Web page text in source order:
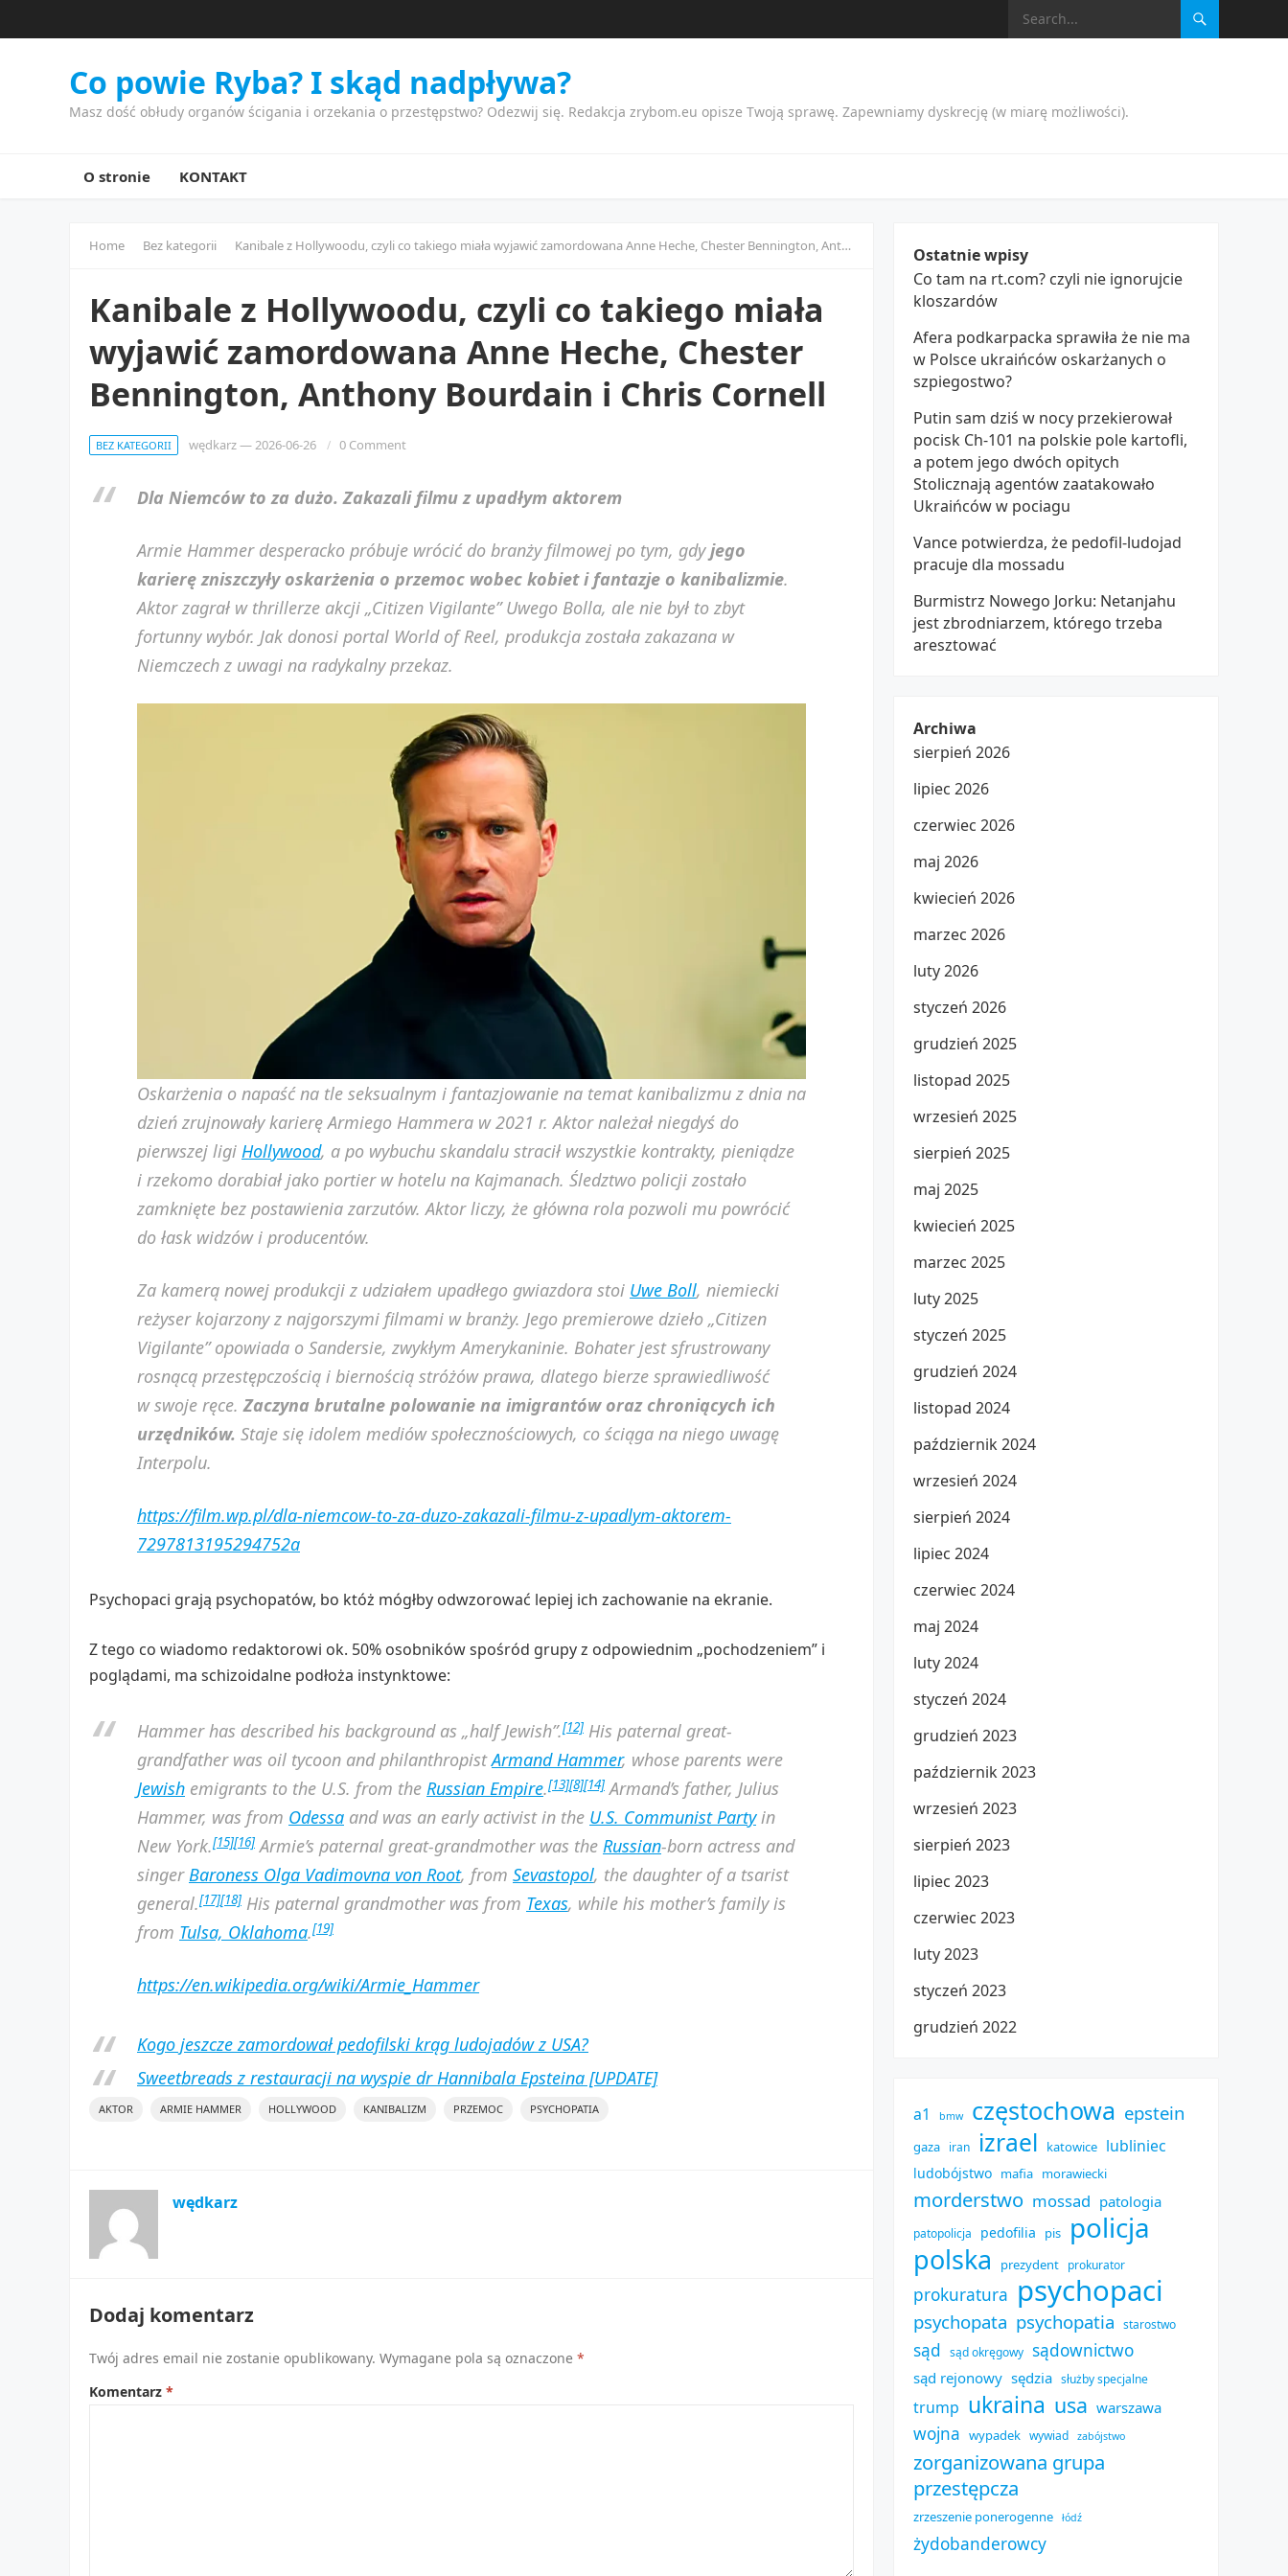
Co powie Ryba? I skąd nadpływa?
Masz dość obłudy organów ścigania i orzekania o przestępstwo? Odezwij się. Redakcja zrybom.eu opisze Twoją sprawę. Zapewniamy dyskrecję (w miarę możliwości).
O stronie KONTAKT
Home Bez kategorii Kanibale z Hollywoodu, czyli co takiego miała wyjawić zamordowana Anne Heche, Chester Bennington, Anthony Bourdain i Chris Cornell
Kanibale z Hollywoodu, czyli co takiego miała
wyjawić zamordowana Anne Heche, Chester
Bennington, Anthony Bourdain i Chris Cornell
BEZ KATEGORII wędkarz—2026-06-26 0 Comment
Dla Niemców to za dużo. Zakazali filmu z upadłym aktorem
Armie Hammer desperacko próbuje wrócić do branży filmowej po tym, gdyjego
karierę zniszczyły oskarżenia o przemoc wobec kobiet i fantazje o kanibalizmie.
Aktor zagrał w thrillerze akcji „Citizen Vigilante” Uwego Bolla, ale nie był to zbyt
fortunny wybór. Jak donosi portal World of Reel, produkcja została zakazana w
Niemczech z uwagi na radykalny przekaz.
Oskarżenia o napaść na tle seksualnym i fantazjowanie na temat kanibalizmu z dnia na
dzień zrujnowały karierę Armiego Hammera w 2021 r. Aktor należał niegdyś do
pierwszej ligi Hollywood, a po wybuchu skandalu stracił wszystkie kontrakty, pieniądze
i rzekomo dorabiał jako portier w hotelu na Kajmanach. Śledztwo policji zostało
zamknięte bez postawienia zarzutów. Aktor liczy, że główna rola pozwoli mu powrócić
do łask widzów i producentów.
Za kamerą nowej produkcji z udziałem upadłego gwiazdora stoi Uwe Boll, niemiecki
reżyser kojarzony z najgorszymi filmami w branży. Jego premierowe dzieło „Citizen
Vigilante” opowiada o Sandersie, zwykłym Amerykaninie. Bohater jest sfrustrowany
rosnącą przestępczością i biernością stróżów prawa, dlatego bierze sprawiedliwość
w swoje ręce.Zaczyna brutalne polowanie na imigrantów oraz chroniących ich
urzędników. Staje się idolem mediów społecznościowych, co ściąga na niego uwagę
Interpolu.
https://film.wp.pl/dla-niemcow-to-za-duzo-zakazali-filmu-z-upadlym-aktorem-
7297813195294752a
Psychopaci grają psychopatów, bo któż mógłby odwzorować lepiej ich zachowanie na ekranie.
Z tego co wiadomo redaktorowi ok. 50% osobników spośród grupy z odpowiednim „pochodzeniem” i
poglądami, ma schizoidalne podłoża instynktowe:
Hammer has described his background as „half Jewish”.[12] His paternal great-
grandfather was oil tycoon and philanthropistArmand Hammer, whose parents were
Jewish emigrants to the U.S. from the Russian Empire.[13][8][14] Armand’s father, Julius
Hammer, was from Odessa and was an early activist in the U.S. Communist Partyin
New York.[15][16] Armie’s paternal great-grandmother was the Russian-born actress and
singerBaroness Olga Vadimovna von Root, from Sevastopol, the daughter of a tsarist
general.[17][18] His paternal grandmother was from Texas, while his mother’s family is
from Tulsa, Oklahoma.[19]
https://en.wikipedia.org/wiki/Armie_Hammer
Kogo jeszcze zamordował pedofilski krąg ludojadów z USA?
Sweetbreads z restauracji na wyspie dr Hannibala Epsteina [UPDATE]
AKTOR ARMIE HAMMER HOLLYWOOD KANIBALIZM PRZEMOC PSYCHOPATIA
wędkarz
Dodaj komentarz
Twój adres email nie zostanie opublikowany. Wymagane pola są oznaczone *
Komentarz *
Ostatnie wpisy
Co tam na rt.com? czyli nie ignorujcie
kloszardów
Afera podkarpacka sprawiła że nie ma
w Polsce ukraińców oskarżanych o
szpiegostwo?
Putin sam dziś w nocy przekierował
pocisk Ch-101 na polskie pole kartofli,
a potem jego dwóch opitych
Stolicznają agentów zaatakowało
Ukraińców w pociagu
Vance potwierdza, że pedofil-ludojad
pracuje dla mossadu
Burmistrz Nowego Jorku: Netanjahu
jest zbrodniarzem, którego trzeba
aresztować
Archiwa
sierpień 2026
lipiec 2026
czerwiec 2026
maj 2026
kwiecień 2026
marzec 2026
luty 2026
styczeń 2026
grudzień 2025
listopad 2025
wrzesień 2025
sierpień 2025
maj 2025
kwiecień 2025
marzec 2025
luty 2025
styczeń 2025
grudzień 2024
listopad 2024
październik 2024
wrzesień 2024
sierpień 2024
lipiec 2024
czerwiec 2024
maj 2024
luty 2024
styczeń 2024
grudzień 2023
październik 2023
wrzesień 2023
sierpień 2023
lipiec 2023
czerwiec 2023
luty 2023
styczeń 2023
grudzień 2022
a1 bmw częstochowa epstein
gaza iran izrael katowice lubliniec
ludobójstwo mafia morawiecki
morderstwo mossad patologia
patopolicja pedofilia pis policja
polska prezydent prokurator
prokuratura psychopaci
psychopata psychopatia starostwo
sąd sąd okręgowy sądownictwo
sąd rejonowy sędzia służby specjalne
trump ukraina usa warszawa
wojna wypadek wywiad zabójstwo
zorganizowana grupa
przestępcza
zrzeszenie ponerogenne łódź
żydobanderowcy